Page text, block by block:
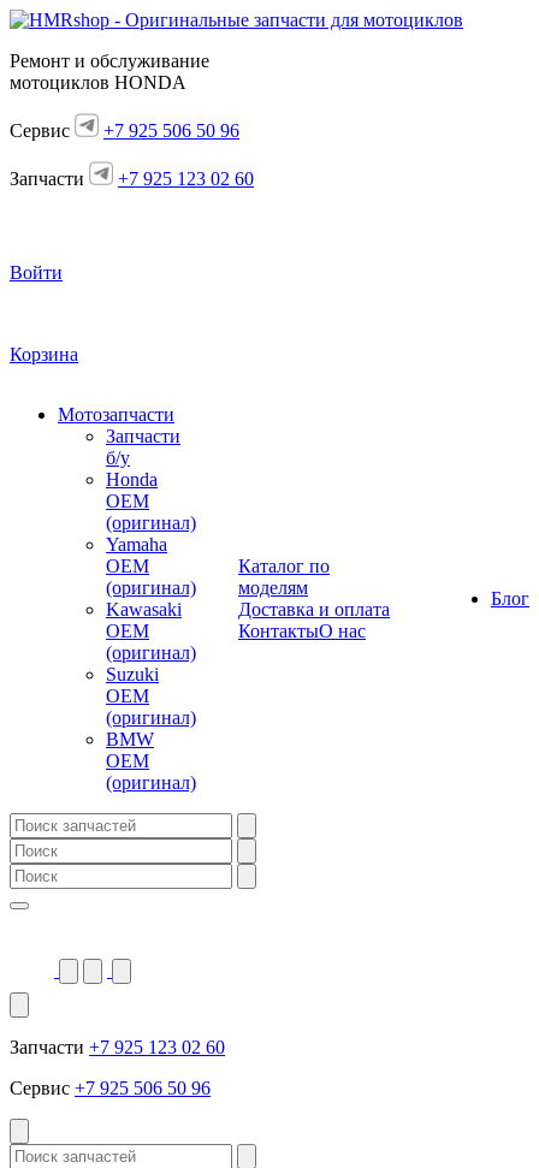
Ремонт и обслуживание
мотоциклов HONDA
Сервис +7 925 506 50 96
Запчасти +7 925 123 02 60
Войти
Корзина
Мотозапчасти
Запчасти
б/у
Honda
OEM
(оригинал)
Yamaha
OEM
(оригинал)
Kawasaki
OEM
(оригинал)
Suzuki
OEM
(оригинал)
BMW
OEM
(оригинал)
Каталог по
моделям
Доставка и оплата
КонтактыО нас
Блог
Запчасти +7 925 123 02 60
Сервис +7 925 506 50 96